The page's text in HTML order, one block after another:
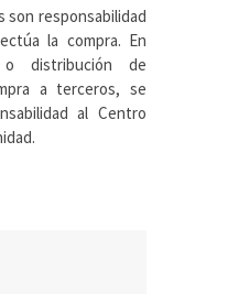
son responsabilidad
la compra. En
distribución de
a terceros, se
al Centro